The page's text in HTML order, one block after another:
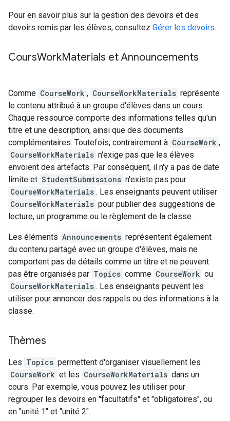
Pour en savoir plus sur la gestion des devoirs et des
devoirs remis par les élèves, consultez Gérer les devoirs.
CoursWorkMaterials et Announcements
Comme CourseWork , CourseWorkMaterials représente
le contenu attribué à un groupe d'élèves dans un cours.
Chaque ressource comporte des informations telles qu'un
titre et une description, ainsi que des documents
complémentaires. Toutefois, contrairement à CourseWork ,
CourseWorkMaterials n'exige pas que les élèves
envoient des artefacts. Par conséquent, il n'y a pas de date
limite et StudentSubmissions n'existe pas pour
CourseWorkMaterials . Les enseignants peuvent utiliser
CourseWorkMaterials pour publier des suggestions de
lecture, un programme ou le règlement de la classe.
Les éléments Announcements représentent également
du contenu partagé avec un groupe d'élèves, mais ne
comportent pas de détails comme un titre et ne peuvent
pas être organisés par Topics comme CourseWork ou
CourseWorkMaterials . Les enseignants peuvent les
utiliser pour annoncer des rappels ou des informations à la
classe.
Thèmes
Les Topics permettent d'organiser visuellement les
CourseWork et les CourseWorkMaterials dans un
cours. Par exemple, vous pouvez les utiliser pour
regrouper les devoirs en "facultatifs" et "obligatoires", ou
en "unité 1" et "unité 2".